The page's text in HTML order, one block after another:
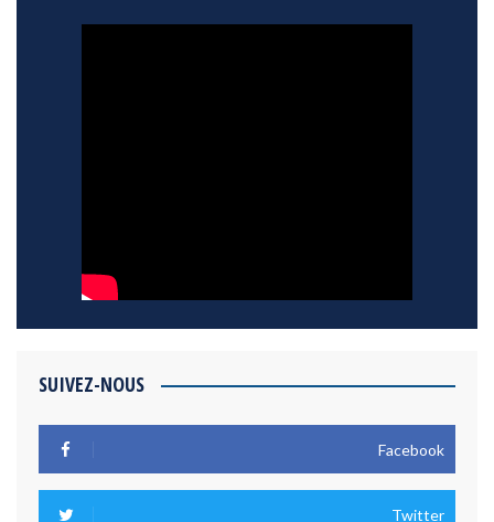
SUIVEZ-NOUS
Facebook
Twitter